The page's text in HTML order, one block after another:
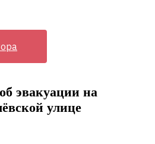
эвакуации на
улице